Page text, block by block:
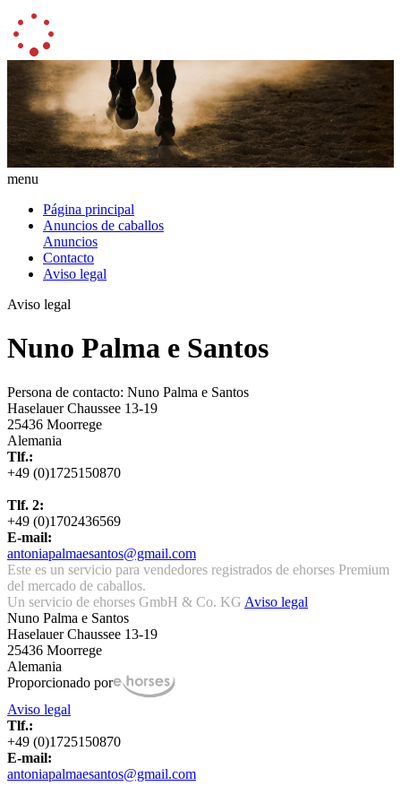
menu
Página principal
Anuncios de caballos
Anuncios
Contacto
Aviso legal
Aviso legal
Nuno Palma e Santos
Persona de contacto: Nuno Palma e Santos
Haselauer Chaussee 13-19
25436 Moorrege
Alemania
Tlf.:
+49 (0)1725150870
Tlf. 2:
+49 (0)1702436569
E-mail:
antoniapalmaesantos@gmail.com
Este es un servicio para vendedores registrados de ehorses Premium
del mercado de caballos.
Un servicio de ehorses GmbH & Co. KG Aviso legal
Nuno Palma e Santos
Haselauer Chaussee 13-19
25436 Moorrege
Alemania
Proporcionado por
Aviso legal
Tlf.:
+49 (0)1725150870
E-mail:
antoniapalmaesantos@gmail.com